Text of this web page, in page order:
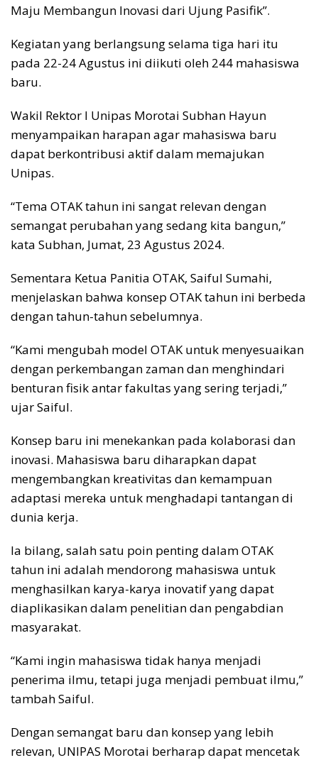
Maju Membangun Inovasi dari Ujung Pasifik”.
Kegiatan yang berlangsung selama tiga hari itu
pada 22-24 Agustus ini diikuti oleh 244 mahasiswa
baru.
Wakil Rektor I Unipas Morotai Subhan Hayun
menyampaikan harapan agar mahasiswa baru
dapat berkontribusi aktif dalam memajukan
Unipas.
“Tema OTAK tahun ini sangat relevan dengan
semangat perubahan yang sedang kita bangun,”
kata Subhan, Jumat, 23 Agustus 2024.
Sementara Ketua Panitia OTAK, Saiful Sumahi,
menjelaskan bahwa konsep OTAK tahun ini berbeda
dengan tahun-tahun sebelumnya.
“Kami mengubah model OTAK untuk menyesuaikan
dengan perkembangan zaman dan menghindari
benturan fisik antar fakultas yang sering terjadi,”
ujar Saiful.
Konsep baru ini menekankan pada kolaborasi dan
inovasi. Mahasiswa baru diharapkan dapat
mengembangkan kreativitas dan kemampuan
adaptasi mereka untuk menghadapi tantangan di
dunia kerja.
Ia bilang, salah satu poin penting dalam OTAK
tahun ini adalah mendorong mahasiswa untuk
menghasilkan karya-karya inovatif yang dapat
diaplikasikan dalam penelitian dan pengabdian
masyarakat.
“Kami ingin mahasiswa tidak hanya menjadi
penerima ilmu, tetapi juga menjadi pembuat ilmu,”
tambah Saiful.
Dengan semangat baru dan konsep yang lebih
relevan, UNIPAS Morotai berharap dapat mencetak